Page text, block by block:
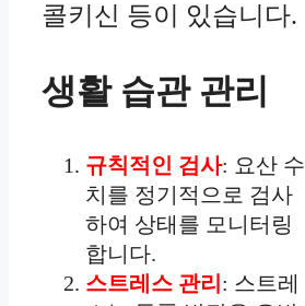
콜키신 등이 있습니다.
생활 습관 관리
규칙적인 검사: 요산 수
치를 정기적으로 검사
하여 상태를 모니터링
합니다.
스트레스 관리 : 스트레